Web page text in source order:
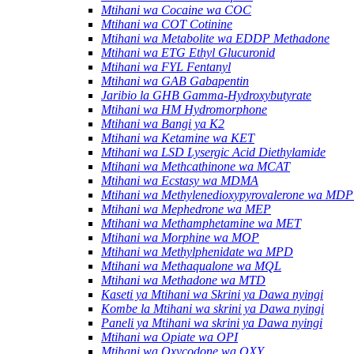
Mtihani wa Cocaine wa COC
Mtihani wa COT Cotinine
Mtihani wa Metabolite wa EDDP Methadone
Mtihani wa ETG Ethyl Glucuronid
Mtihani wa FYL Fentanyl
Mtihani wa GAB Gabapentin
Jaribio la GHB Gamma-Hydroxybutyrate
Mtihani wa HM Hydromorphone
Mtihani wa Bangi ya K2
Mtihani wa Ketamine wa KET
Mtihani wa LSD Lysergic Acid Diethylamide
Mtihani wa Methcathinone wa MCAT
Mtihani wa Ecstasy wa MDMA
Mtihani wa Methylenedioxypyrovalerone wa
Mtihani wa Mephedrone wa MEP
Mtihani wa Methamphetamine wa MET
Mtihani wa Morphine wa MOP
Mtihani wa Methylphenidate wa MPD
Mtihani wa Methaqualone wa MQL
Mtihani wa Methadone wa MTD
Kaseti ya Mtihani wa Skrini ya Dawa nyingi
Kombe la Mtihani wa skrini ya Dawa nyingi
Paneli ya Mtihani wa skrini ya Dawa nyingi
Mtihani wa Opiate wa OPI
Mtihani wa Oxycodone wa OXY